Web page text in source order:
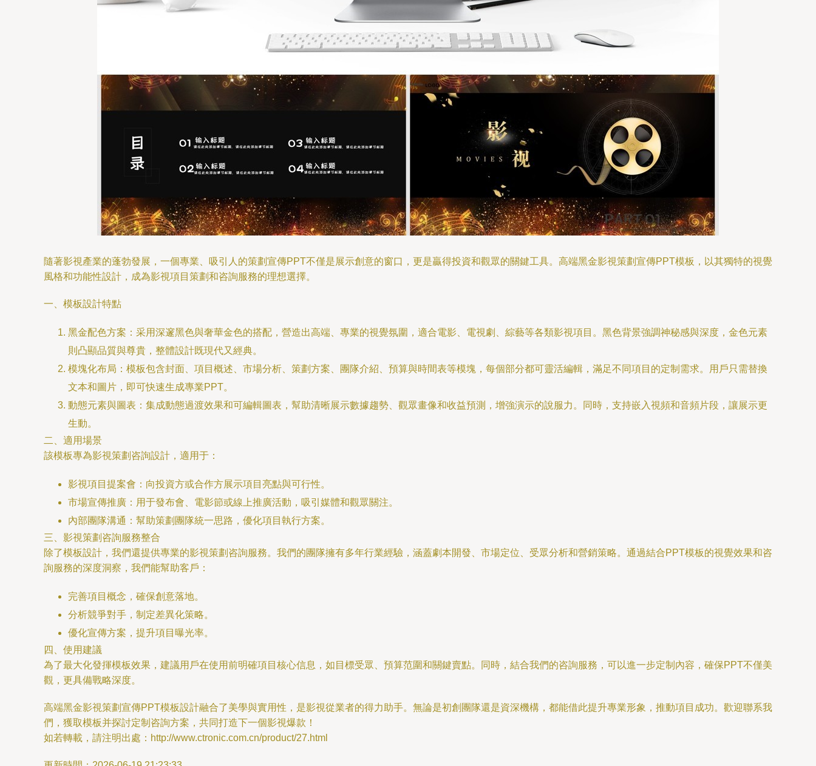
隨著影視產業的蓬勃發展，一個專業、吸引人的策劃宣傳PPT不僅是展示創意的窗口，更是贏得投資和觀眾的關鍵工具。高端黑金影視策劃宣傳PPT模板，以其獨特的視覺
風格和功能性設計，成為影視項目策劃和咨詢服務的理想選擇。
一、模板設計特點
黑金配色方案：采用深邃黑色與奢華金色的搭配，營造出高端、專業的視覺氛圍，適合電影、電視劇、綜藝等各類影視項目。黑色背景強調神秘感與深度，金色元素
則凸顯品質與尊貴，整體設計既現代又經典。
模塊化布局：模板包含封面、項目概述、市場分析、策劃方案、團隊介紹、預算與時間表等模塊，每個部分都可靈活編輯，滿足不同項目的定制需求。用戶只需替換
文本和圖片，即可快速生成專業PPT。
動態元素與圖表：集成動態過渡效果和可編輯圖表，幫助清晰展示數據趨勢、觀眾畫像和收益預測，增強演示的說服力。同時，支持嵌入視頻和音頻片段，讓展示更
生動。
二、適用場景
該模板專為影視策劃咨詢設計，適用于：
影視項目提案會：向投資方或合作方展示項目亮點與可行性。
市場宣傳推廣：用于發布會、電影節或線上推廣活動，吸引媒體和觀眾關注。
內部團隊溝通：幫助策劃團隊統一思路，優化項目執行方案。
三、影視策劃咨詢服務整合
除了模板設計，我們還提供專業的影視策劃咨詢服務。我們的團隊擁有多年行業經驗，涵蓋劇本開發、市場定位、受眾分析和營銷策略。通過結合PPT模板的視覺效果和咨
詢服務的深度洞察，我們能幫助客戶：
完善項目概念，確保創意落地。
分析競爭對手，制定差異化策略。
優化宣傳方案，提升項目曝光率。
四、使用建議
為了最大化發揮模板效果，建議用戶在使用前明確項目核心信息，如目標受眾、預算范圍和關鍵賣點。同時，結合我們的咨詢服務，可以進一步定制內容，確保PPT不僅美
觀，更具備戰略深度。
高端黑金影視策劃宣傳PPT模板設計融合了美學與實用性，是影視從業者的得力助手。無論是初創團隊還是資深機構，都能借此提升專業形象，推動項目成功。歡迎聯系我
們，獲取模板并探討定制咨詢方案，共同打造下一個影視爆款！
如若轉載，請注明出處：http://www.ctronic.com.cn/product/27.html